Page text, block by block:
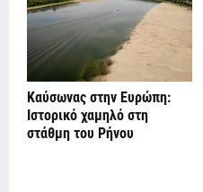
Καύσωνας στην Ευρώπη:
Ιστορικό χαμηλό στη
στάθμη του Ρήνου